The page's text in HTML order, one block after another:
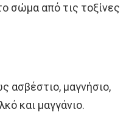
σώμα από τις τοξίνες
ασβέστιο, μαγνήσιο,
και μαγγάνιο.